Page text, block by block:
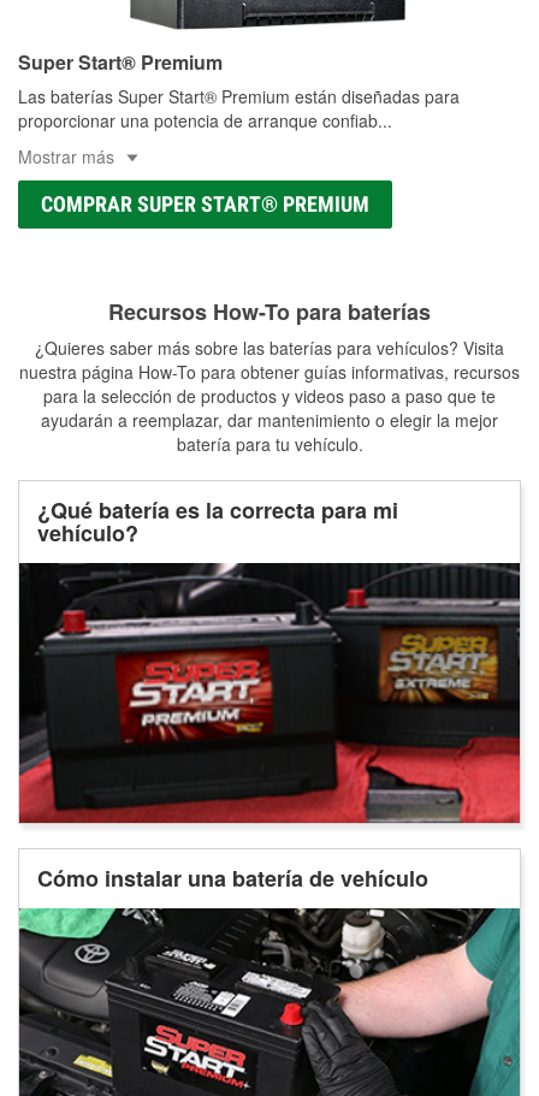
Super Start® Premium
Las baterías Super Start® Premium están diseñadas para
proporcionar una potencia de arranque confiab...
Mostrar más
COMPRAR SUPER START® PREMIUM
Recursos How-To para baterías
¿Quieres saber más sobre las baterías para vehículos? Visita
nuestra página How-To para obtener guías informativas, recursos
para la selección de productos y videos paso a paso que te
ayudarán a reemplazar, dar mantenimiento o elegir la mejor
batería para tu vehículo.
¿Qué batería es la correcta para mi
vehículo?
Cómo instalar una batería de vehículo